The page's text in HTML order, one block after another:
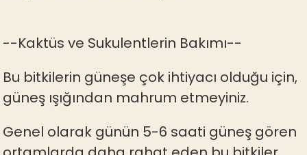
--Kaktüs ve Sukulentlerin Bakımı--
Bu bitkilerin güneşe çok ihtiyacı olduğu için,
güneş ışığından mahrum etmeyiniz.
Genel olarak günün 5-6 saati güneş gören